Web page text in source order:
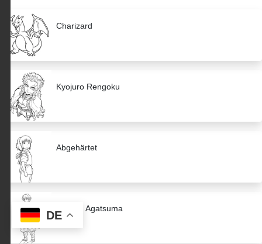
Charizard
Kyojuro Rengoku
Abgehärtet
Zenitsu Agatsuma
DE